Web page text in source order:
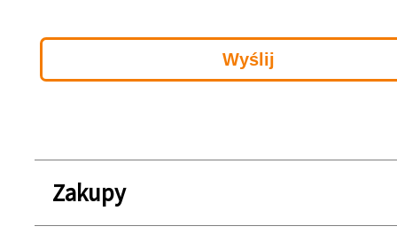
Zakupy